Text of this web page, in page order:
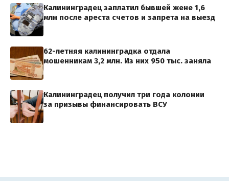
Калининградец заплатил бывшей жене 1,6
млн после ареста счетов и запрета на выезд
62-летняя калининградка отдала
мошенникам 3,2 млн. Из них 950 тыс. заняла
Калининградец получил три года колонии
за призывы финансировать ВСУ